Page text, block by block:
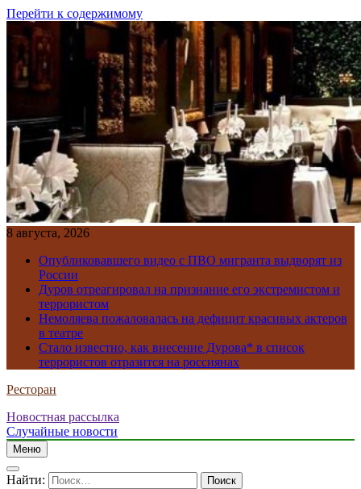
Перейти к содержимому
8 августа, 2026
Опубликовавшего видео с ПВО мигранта выдворят из
России
Дуров отреагировал на признание его экстремистом и
террористом
Немоляева пожаловалась на дефицит красивых актеров
в театре
Стало известно, как внесение Дурова* в список
террористов отразится на россиянах
Ресторан
Новостная рассылка
Случайные новости
Меню
Найти: